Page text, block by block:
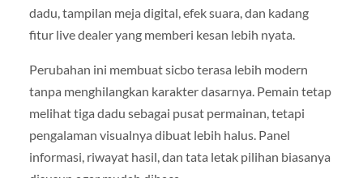
dadu, tampilan meja digital, efek suara, dan kadang
fitur live dealer yang memberi kesan lebih nyata.
Perubahan ini membuat sicbo terasa lebih modern
tanpa menghilangkan karakter dasarnya. Pemain tetap
melihat tiga dadu sebagai pusat permainan, tetapi
pengalaman visualnya dibuat lebih halus. Panel
informasi, riwayat hasil, dan tata letak pilihan biasanya